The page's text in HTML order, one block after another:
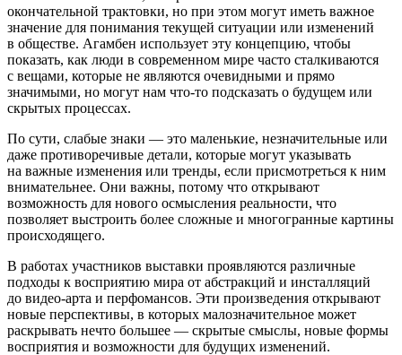
окончательной трактовки, но при этом могут иметь важное
значение для понимания текущей ситуации или изменений
в обществе. Агамбен использует эту концепцию, чтобы
показать, как люди в современном мире часто сталкиваются
с вещами, которые не являются очевидными и прямо
значимыми, но могут нам что-то подсказать о будущем или
скрытых процессах.
По сути, слабые знаки — это маленькие, незначительные или
даже противоречивые детали, которые могут указывать
на важные изменения или тренды, если присмотреться к ним
внимательнее. Они важны, потому что открывают
возможность для нового осмысления реальности, что
позволяет выстроить более сложные и многогранные картины
происходящего.
В работах участников выставки проявляются различные
подходы к восприятию мира от абстракций и инсталляций
до видео-арта и перфомансов. Эти произведения открывают
новые перспективы, в которых малозначительное может
раскрывать нечто большее — скрытые смыслы, новые формы
восприятия и возможности для будущих изменений.